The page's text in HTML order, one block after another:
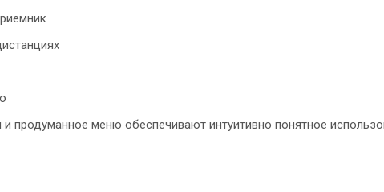
продуманное меню обеспечивают интуитивно понятное